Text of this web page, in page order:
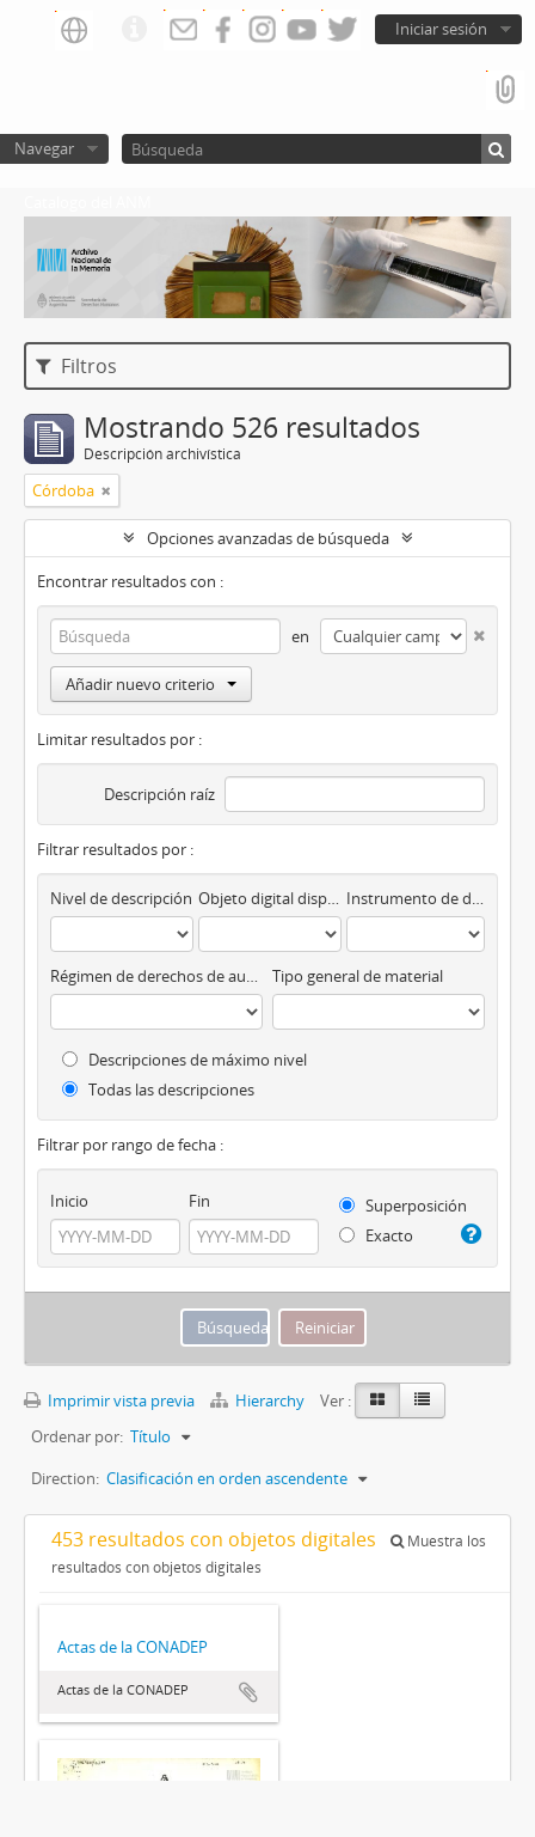
Iniciar sesión
Navegar
Filtros
Mostrando 526 resultados
Descripción archivística
Córdoba
Opciones avanzadas de búsqueda
Encontrar resultados con :
en
Añadir nuevo criterio
Limitar resultados por :
Descripción raíz
Filtrar resultados por :
Nivel de descripción Objeto digital disponibles Instrumento de descripción
Régimen de derechos de autor Tipo general de material
Descripciones de máximo nivel
Todas las descripciones
Filtrar por rango de fecha :
Inicio Fin
Superposición
Exacto
Imprimir vista previa Hierarchy
Ver :
Ordenar por: Título
Direction: Clasificación en orden ascendente
453 resultados con objetos digitales
Muestra los
resultados con objetos digitales
Actas de la CONADEP
Actas de la CONADEP